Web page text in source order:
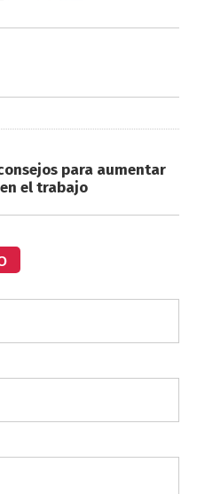
para aumentar
el trabajo